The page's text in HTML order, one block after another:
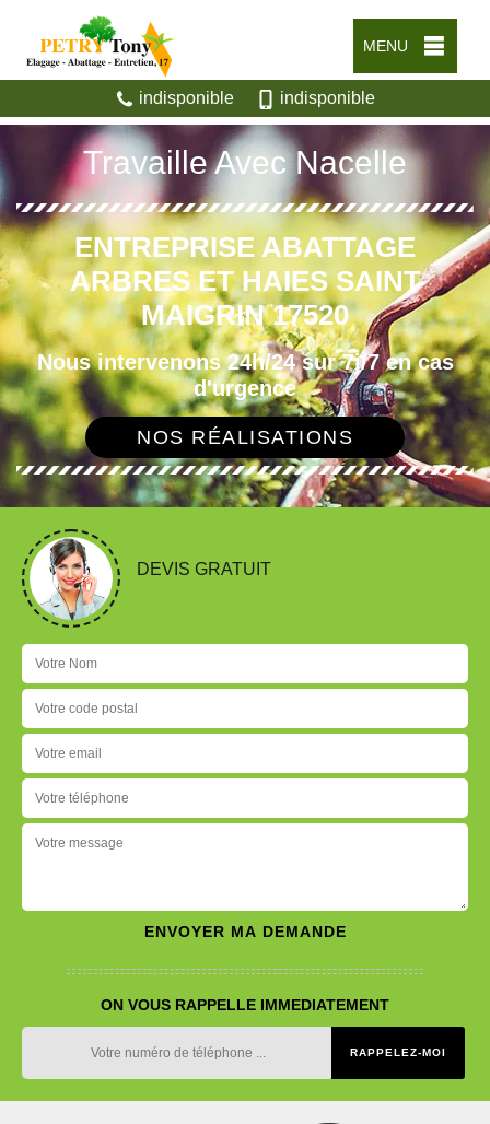
MENU
indisponible indisponible
Travaille Avec Nacelle
ENTREPRISE ABATTAGE
ARBRES ET HAIES SAINT
MAIGRIN 17520
Nous intervenons 24h/24 sur 7j/7 en cas
d'urgence
NOS RÉALISATIONS
DEVIS GRATUIT
ON VOUS RAPPELLE IMMEDIATEMENT